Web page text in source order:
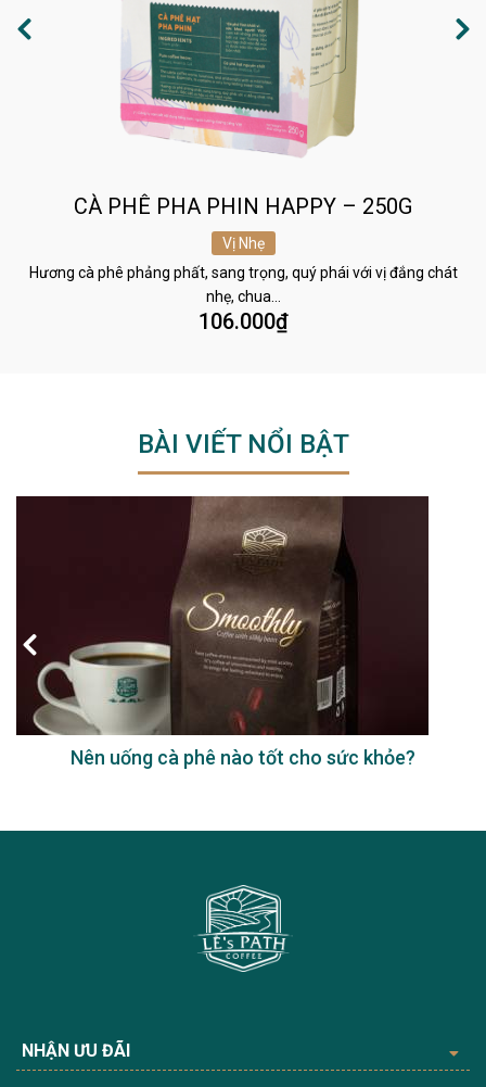
CÀ PHÊ PHA PHIN HAPPY – 250G
Vị Nhẹ
Hương cà phê phảng phất, sang trọng, quý phái với vị đắng chát
nhẹ, chua…
106.000₫
BÀI VIẾT NỔI BẬT
Nên uống cà phê nào tốt cho sức khỏe?
NHẬN ƯU ĐÃI